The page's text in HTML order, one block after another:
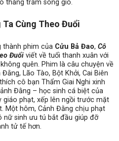
thăng trầm sóng gió.
Ta Cùng Theo Đuổi
thành phim của Cửu Bả Đao, Cô
Đuổi viết về tuổi thanh xuân với
quên. Phim là câu chuyện về
Lão Tào, Bột Khởi, Cai Biên
cô bạn Thẩm Giai Nghi xinh
Đằng – học sinh cá biệt của
giáo phạt, xếp lên ngồi trước mặt
Một hôm, Cảnh Đằng chịu phạt
nữ sinh ưu tú bắt đầu giúp đỡ
tử tế hơn.